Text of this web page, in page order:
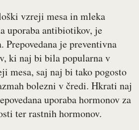
vzreji mesa in mleka
uporaba antibiotikov, je
Prepovedana je preventivna
ki naj bi bila popularna v
mesa, saj naj bi tako pogosto
bolezni v čredi. Hkrati naj
uporaba hormonov za
ter rastnih hormonov.